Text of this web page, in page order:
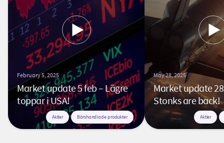
February 5, 2025
Market update 5 feb – Lägre
toppar i USA!
Aktier Börshandlade produkter
May 28, 2025
Market update
Stonks are back!
Aktier